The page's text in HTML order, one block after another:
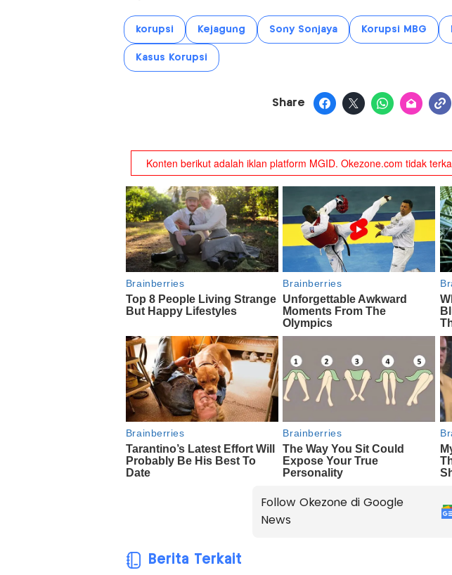
korupsi Kejagung Sony Sonjaya Korupsi MBG
Kasus Korupsi
Share
Follow Okezone di Google
News
Berita Terkait